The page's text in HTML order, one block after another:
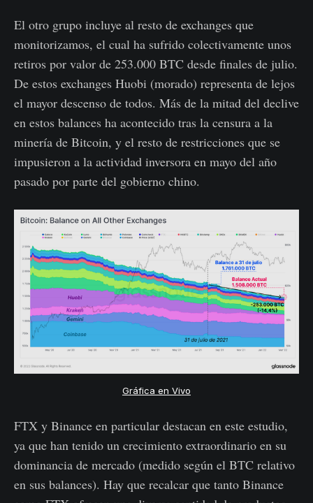
El otro grupo incluye al resto de exchanges que
monitorizamos, el cual ha sufrido colectivamente unos
retiros por valor de 253.000 BTC desde finales de julio.
De estos exchanges Huobi (morado) representa de lejos
el mayor descenso de todos. Más de la mitad del declive
en estos balances ha acontecido tras la censura a la
minería de Bitcoin, y el resto de restricciones que se
impusieron a la actividad inversora en mayo del año
pasado por parte del gobierno chino.
Gráfica en Vivo
FTX y Binance en particular destacan en este estudio,
ya que han tenido un crecimiento extraordinario en su
dominancia de mercado (medido según el BTC relativo
en sus balances). Hay que recalcar que tanto Binance